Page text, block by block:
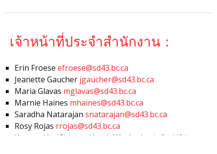
เจ้าหน้าที่ประจำสำนักงาน：
Erin Froese efroese@sd43.bc.ca
Jeanette Gaucher jgaucher@sd43.bc.ca
Maria Glavas mglavas@sd43.bc.ca
Marnie Haines mhaines@sd43.bc.ca
Saradha Natarajan snatarajan@sd43.bc.ca
Rosy Rojas rrojas@sd43.bc.ca
Yvonne Xie (Chinese Youth Worker)
yxie@sd43.bc.ca